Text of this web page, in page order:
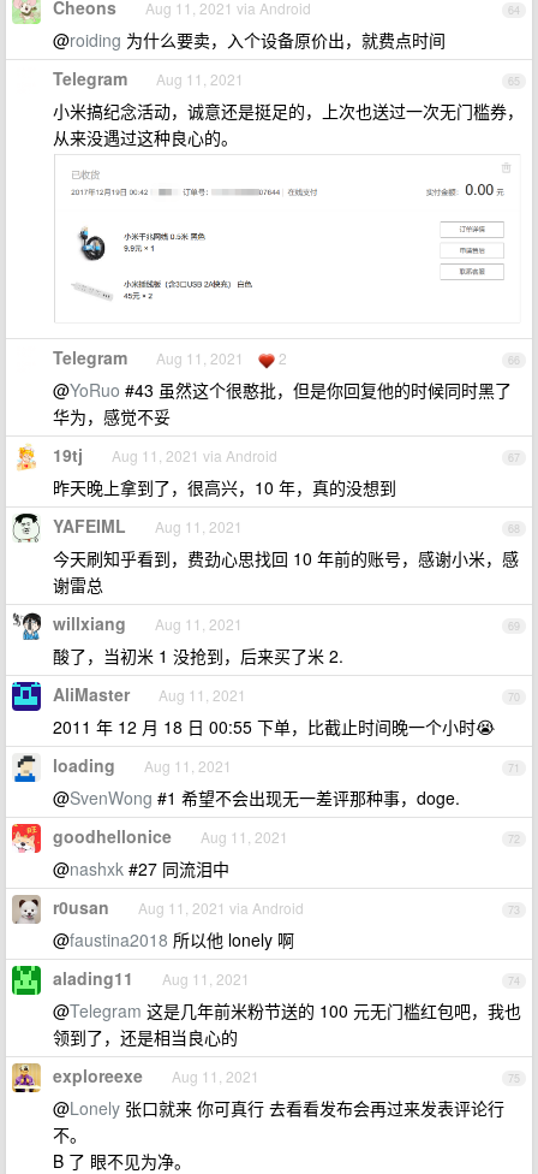
64
Cheons Aug 11, 2021 via Android
@roiding 为什么要卖，入个设备原价出，就费点时间
65
Telegram Aug 11, 2021
小米搞纪念活动，诚意还是挺足的，上次也送过一次无门槛券，
从来没遇过这种良心的。
66
Telegram Aug 11, 2021 2
@YoRuo #43 虽然这个很憨批，但是你回复他的时候同时黑了
华为，感觉不妥
67
19tj Aug 11, 2021 via Android
昨天晚上拿到了，很高兴，10 年，真的没想到
68
YAFEIML Aug 11, 2021
今天刷知乎看到，费劲心思找回 10 年前的账号，感谢小米，感
谢雷总
69
willxiang Aug 11, 2021
酸了，当初米 1 没抢到，后来买了米 2.
70
AliMaster Aug 11, 2021
2011 年 12 月 18 日 00:55 下单，比截止时间晚一个小时😭
71
loading Aug 11, 2021
@SvenWong #1 希望不会出现无一差评那种事，doge.
72
goodhellonice Aug 11, 2021
@nashxk #27 同流泪中
73
r0usan Aug 11, 2021 via Android
@faustina2018 所以他 lonely 啊
74
alading11 Aug 11, 2021
@Telegram 这是几年前米粉节送的 100 元无门槛红包吧，我也
领到了，还是相当良心的
75
exploreexe Aug 11, 2021
@Lonely 张口就来 你可真行 去看看发布会再过来发表评论行
不。
B 了 眼不见为净。